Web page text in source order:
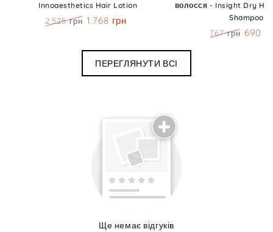
Innoaesthetics Hair Lotion
2.525 грн 1.768 грн
волосся - Insight Dry
Shampoo
767 грн 690
ПЕРЕГЛЯНУТИ ВСІ
Поділиться досвідом використання
Ще немає відгуків